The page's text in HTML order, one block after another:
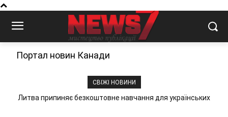
Портал новин Канади
СВІЖІ НОВИНИ
Литва припиняє безкоштовне навчання для українських